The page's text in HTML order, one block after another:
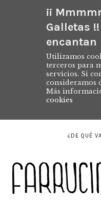
¡¡
Galletas
encantan
Utilizamos
terceros para
servicios. Si
consideramos
Más
cookies
¿DE QUÉ